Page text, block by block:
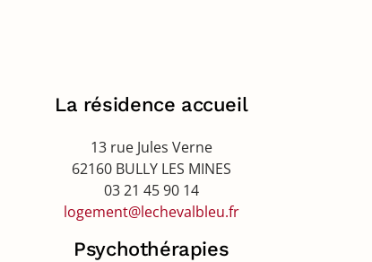
La résidence accueil
13 rue Jules Verne
62160 BULLY LES MINES
03 21 45 90 14
logement@lechevalbleu.fr
Psychothérapies